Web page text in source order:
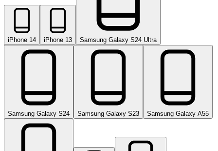
iPhone 14 iPhone 13 Samsung Galaxy S24 Ultra
Samsung Galaxy S24 Samsung Galaxy S23 Samsung Galaxy A55